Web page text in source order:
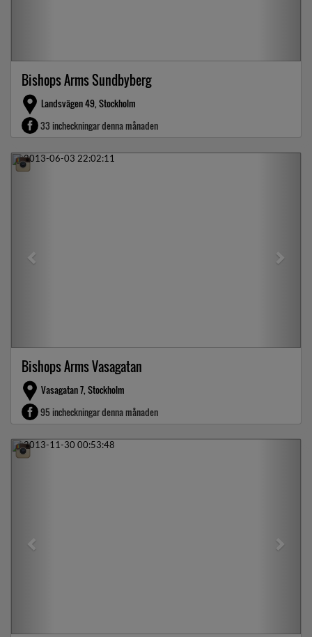
Bishops Arms Sundbyberg
Landsvägen 49, Stockholm
33 incheckningar denna månaden
Previous
Bishops Arms Vasagatan
Vasagatan 7, Stockholm
95 incheckningar denna månaden
Previous